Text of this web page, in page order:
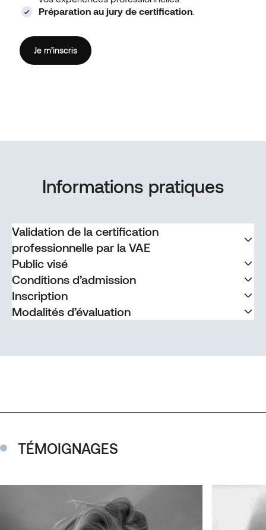
Préparation au jury de certification
Je m’inscris
Informations pratiques
Validation de la certification
professionnelle par la VAE
Public visé
Conditions d’admission
Inscription
Modalités d’évaluation
TÉMOIGNAGES